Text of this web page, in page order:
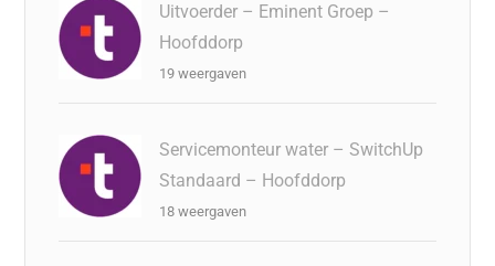
Uitvoerder – Eminent Groep –
Hoofddorp
19 weergaven
Servicemonteur water – SwitchUp
Standaard – Hoofddorp
18 weergaven